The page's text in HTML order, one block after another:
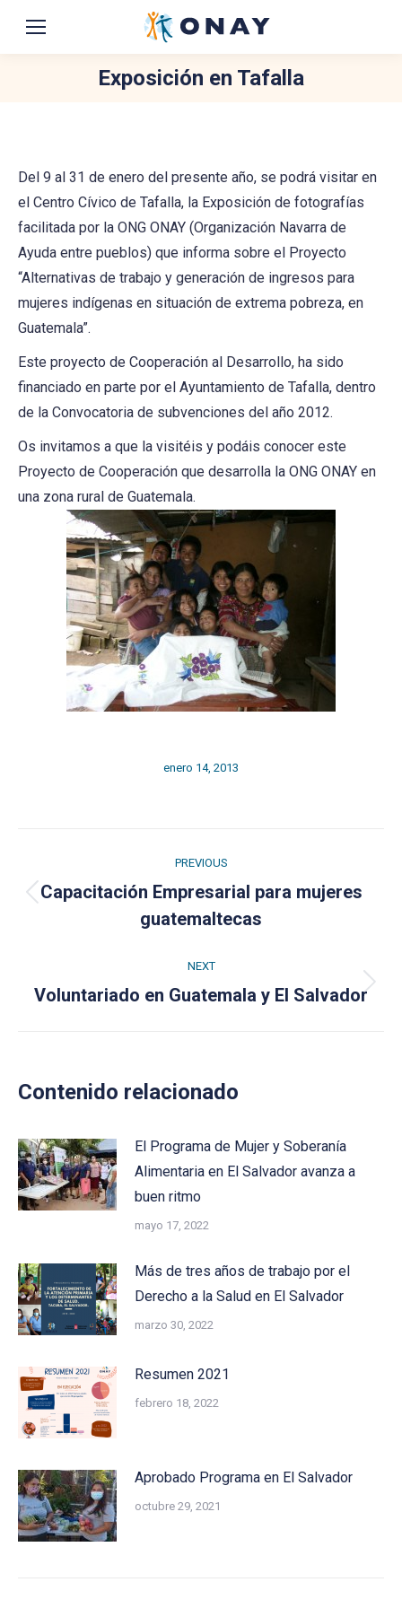
Exposición en Tafalla
Del 9 al 31 de enero del presente año, se podrá visitar en
el Centro Cívico de Tafalla, la Exposición de fotografías
facilitada por la ONG ONAY (Organización Navarra de
Ayuda entre pueblos) que informa sobre el Proyecto
“Alternativas de trabajo y generación de ingresos para
mujeres indígenas en situación de extrema pobreza, en
Guatemala”.
Este proyecto de Cooperación al Desarrollo, ha sido
financiado en parte por el Ayuntamiento de Tafalla, dentro
de la Convocatoria de subvenciones del año 2012.
Os invitamos a que la visitéis y podáis conocer este
Proyecto de Cooperación que desarrolla la ONG ONAY en
una zona rural de Guatemala.
enero 14, 2013
navigation
PREVIOUS
Previous
post:
Capacitación Empresarial para mujeres
guatemaltecas
NEXT
Next
Voluntariado en Guatemala y El Salvador
Contenido relacionado
El Programa de Mujer y Soberanía
Alimentaria en El Salvador avanza a
buen ritmo
mayo 17, 2022
Más de tres años de trabajo por el
Derecho a la Salud en El Salvador
marzo 30, 2022
Resumen 2021
febrero 18, 2022
Aprobado Programa en El Salvador
octubre 29, 2021